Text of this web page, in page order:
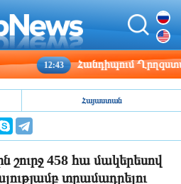
12:43 Հանդիպում Ղրղզստանի
Հայաստան
458 հա մակերեսով
տրամադրելու